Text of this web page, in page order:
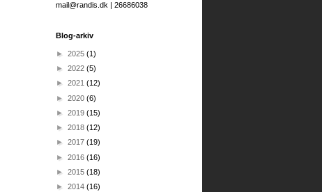
mail@randis.dk | 26686038
Blog-arkiv
► 2025 (1)
► 2022 (5)
► 2021 (12)
► 2020 (6)
► 2019 (15)
► 2018 (12)
► 2017 (19)
► 2016 (16)
► 2015 (18)
► 2014 (16)